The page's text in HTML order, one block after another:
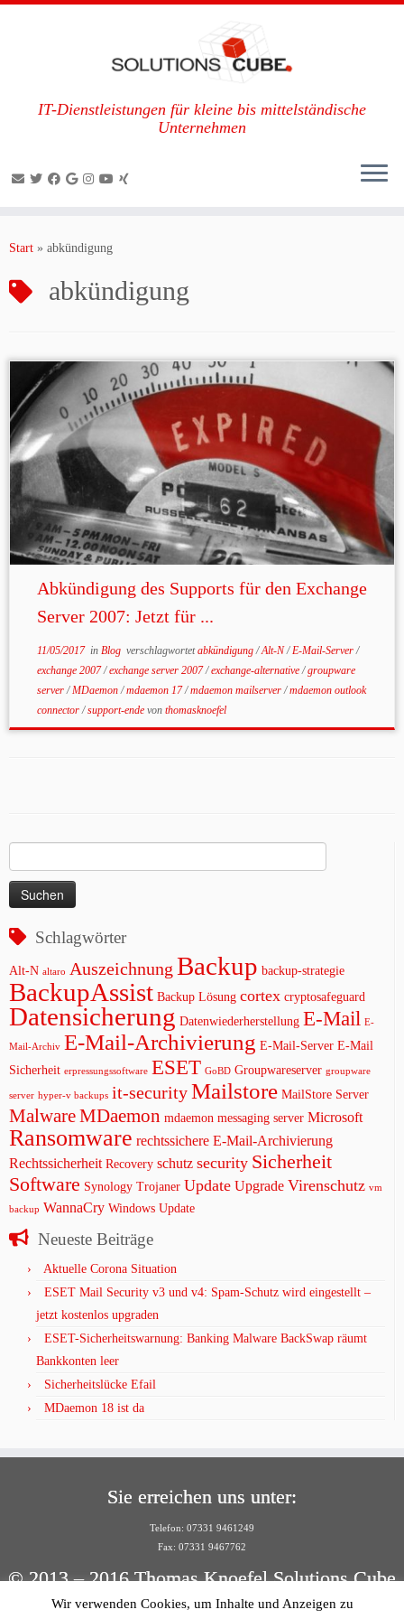
Inhalt
IT-Dienstleistungen für kleine bis mittelständische
Unternehmen
Start » abkündigung
abkündigung
Abkündigung des Supports für den Exchange
Server 2007: Jetzt für ...
11/05/2017in Blog verschlagwortetabkündigung/Alt-N/E-Mail-Server/
exchange 2007/exchange server 2007/exchange-alternative/groupware
server/MDaemon/mdaemon 17/mdaemon mailserver/mdaemon outlook
connector/support-ende von thomasknoefel
nach:
Schlagwörter
Alt-N altaro Auszeichnung Backup backup-strategie
BackupAssist Backup Lösung cortex cryptosafeguard
Datensicherung Datenwiederherstellung E-Mail E-
Mail-Archiv E-Mail-Archivierung E-Mail-Server E-Mail
Sicherheit erpressungssoftware ESET GoBD Groupwareserver groupware
server hyper-v backups it-securityMailstore MailStore Server
MalwareMDaemon mdaemon messaging server Microsoft
Ransomware rechtssichere E-Mail-Archivierung
Rechtssicherheit Recovery schutz security Sicherheit
Software Synology Trojaner Update Upgrade Virenschutz vm
backup WannaCry Windows Update
Neueste Beiträge
Aktuelle Corona Situation
ESET Mail Security v3 und v4: Spam-Schutz wird eingestellt –
jetzt kostenlos upgraden
ESET-Sicherheitswarnung: Banking Malware BackSwap räumt
Bankkonten leer
Sicherheitslücke Efail
MDaemon 18 ist da
Sie erreichen uns unter:
Telefon: 07331 9461249
Fax: 07331 9467762
© 2013 – 2016 Thomas Knoefel Solutions Cube
Per E-Mail:
Wir verwenden Cookies, um Inhalte und Anzeigen zu